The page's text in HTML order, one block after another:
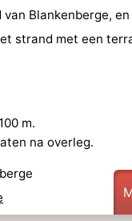
Blankenberge,
strand met een
m.
na overleg.